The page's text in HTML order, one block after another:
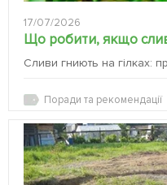
17/07/2026
Що робити, якщо
Сливи гниють на гілках:
Поради та рекомендації